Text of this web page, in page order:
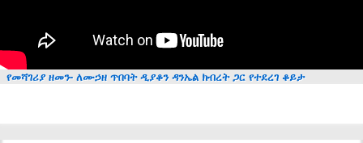
የመሻገሪያ ዘመን- ለሙኃዘ ጥበባት ዲያቆን ዳንኤል ክብረት ጋር የተደረገ ቆይታ